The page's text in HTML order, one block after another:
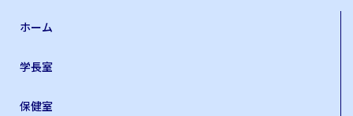
ホーム
学長室
保健室